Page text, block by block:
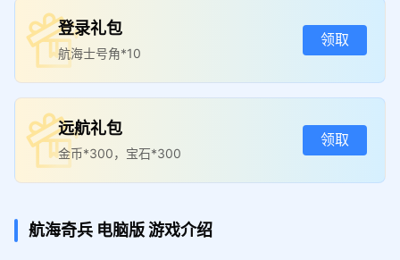
26年09月04日 仅可在MuMu渠道
《航海奇兵》使用
领 取
《航海奇兵》使用
登录礼包
航海士号角*10
领取
远航礼包
金币*300，宝石*300
领取
航海奇兵 电脑版游戏介绍